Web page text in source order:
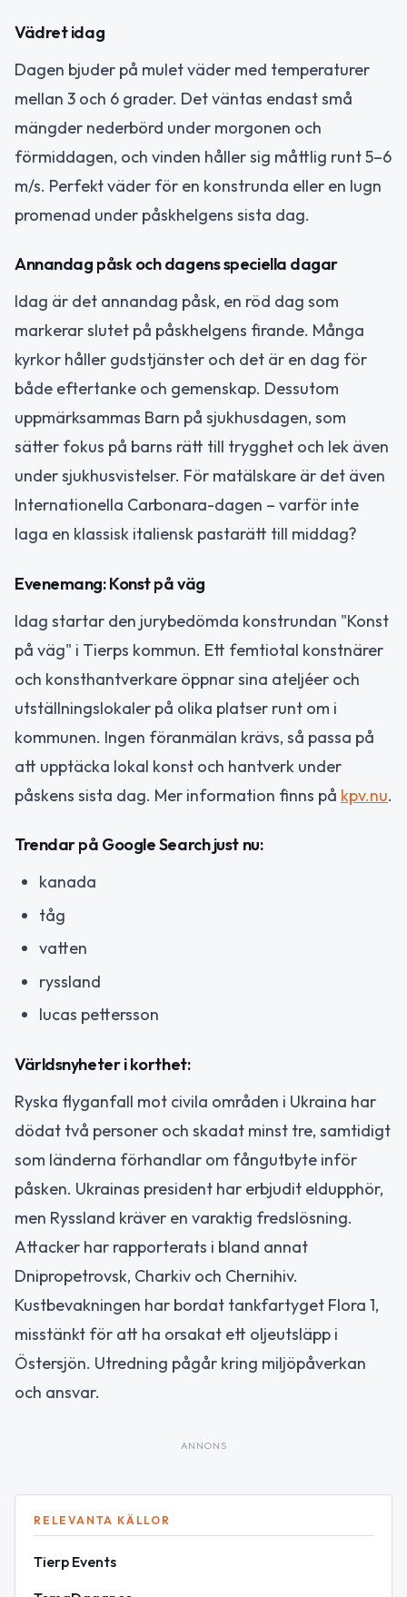
Vädret idag
Dagen bjuder på mulet väder med temperaturer
mellan 3 och 6 grader. Det väntas endast små
mängder nederbörd under morgonen och
förmiddagen, och vinden håller sig måttlig runt 5–6
m/s. Perfekt väder för en konstrunda eller en lugn
promenad under påskhelgens sista dag.
Annandag påsk och dagens speciella dagar
Idag är det annandag påsk, en röd dag som
markerar slutet på påskhelgens firande. Många
kyrkor håller gudstjänster och det är en dag för
både eftertanke och gemenskap. Dessutom
uppmärksammas Barn på sjukhusdagen, som
sätter fokus på barns rätt till trygghet och lek även
under sjukhusvistelser. För matälskare är det även
Internationella Carbonara-dagen – varför inte
laga en klassisk italiensk pastarätt till middag?
Evenemang: Konst på väg
Idag startar den jurybedömda konstrundan "Konst
på väg" i Tierps kommun. Ett femtiotal konstnärer
och konsthantverkare öppnar sina ateljéer och
utställningslokaler på olika platser runt om i
kommunen. Ingen föranmälan krävs, så passa på
att upptäcka lokal konst och hantverk under
påskens sista dag. Mer information finns på kpv.nu.
Trendar på Google Search just nu:
kanada
tåg
vatten
ryssland
lucas pettersson
Världsnyheter i korthet:
Ryska flyganfall mot civila områden i Ukraina har
dödat två personer och skadat minst tre, samtidigt
som länderna förhandlar om fångutbyte inför
påsken. Ukrainas president har erbjudit eldupphör,
men Ryssland kräver en varaktig fredslösning.
Attacker har rapporterats i bland annat
Dnipropetrovsk, Charkiv och Chernihiv.
Kustbevakningen har bordat tankfartyget Flora 1,
misstänkt för att ha orsakat ett oljeutsläpp i
Östersjön. Utredning pågår kring miljöpåverkan
och ansvar.
ANNONS
RELEVANTA KÄLLOR
Tierp Events